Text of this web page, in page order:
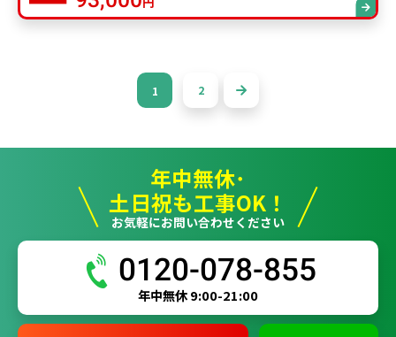
1 2
年中無休･
土日祝も工事OK！
お気軽にお問い合わせください
0120-078-855
年中無休 9:00-21:00